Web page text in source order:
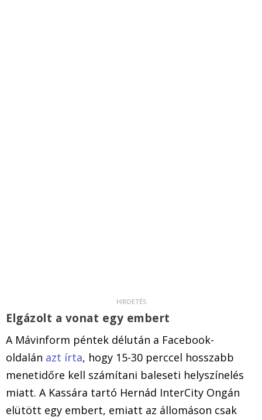
Elgázolt a vonat egy embert
A Mávinform péntek délután a Facebook-
oldalán azt írta, hogy 15-30 perccel hosszabb
menetidőre kell számítani baleseti helyszínelés
miatt. A Kassára tartó Hernád InterCity Ongán
elütött egy embert, emiatt az állomáson csak